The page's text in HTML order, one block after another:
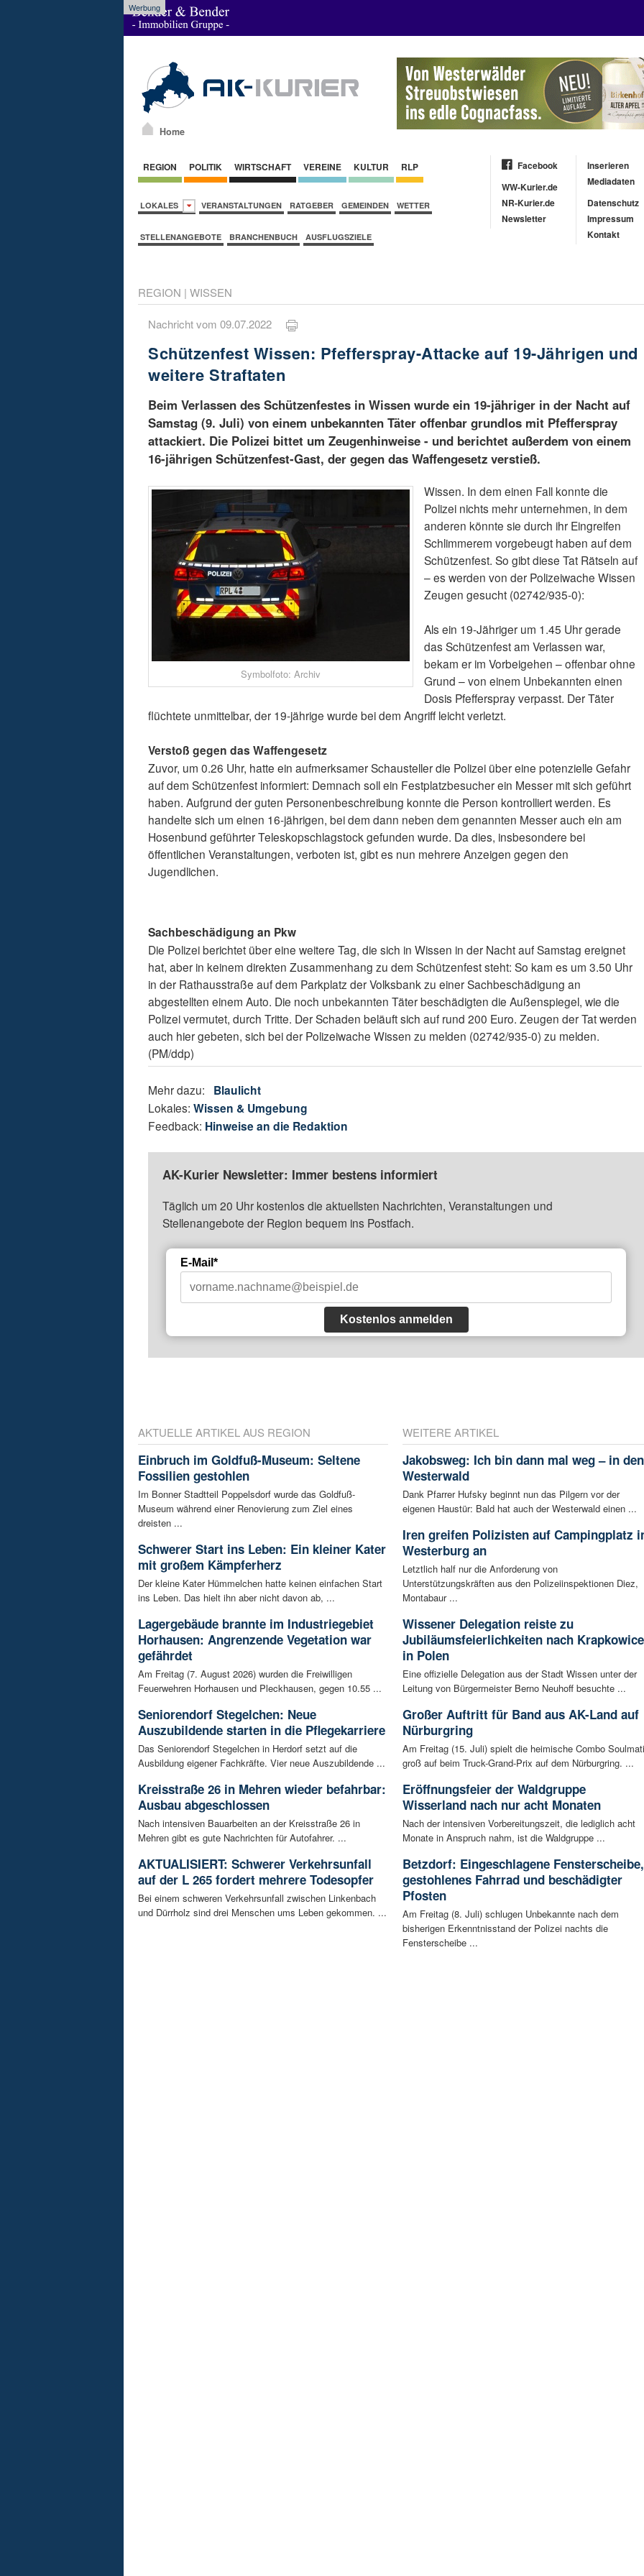
Werbung
Home
REGION POLITIK WIRTSCHAFT VEREINE KULTUR RLP
LOKALES VERANSTALTUNGEN RATGEBER GEMEINDEN WETTER
STELLENANGEBOTE BRANCHENBUCH AUSFLUGSZIELE
Facebook
WW-Kurier.de
NR-Kurier.de
Newsletter
Inserieren
Mediadaten
Datenschutz
Impressum
Kontakt
REGION | WISSEN
Nachricht vom 09.07.2022
Schützenfest Wissen: Pfefferspray-Attacke auf 19-Jährigen und
weitere Straftaten
Beim Verlassen des Schützenfestes in Wissen wurde ein 19-jähriger in der Nacht auf
Samstag (9. Juli) von einem unbekannten Täter offenbar grundlos mit Pfefferspray
attackiert. Die Polizei bittet um Zeugenhinweise - und berichtet außerdem von einem
16-jährigen Schützenfest-Gast, der gegen das Waffengesetz verstieß.
Symbolfoto: Archiv
Wissen. In dem einen Fall konnte die
Polizei nichts mehr unternehmen, in dem
anderen könnte sie durch ihr Eingreifen
Schlimmerem vorgebeugt haben auf dem
Schützenfest. So gibt diese Tat Rätseln auf
– es werden von der Polizeiwache Wissen
Zeugen gesucht (02742/935-0):
Als ein 19-Jähriger um 1.45 Uhr gerade
das Schützenfest am Verlassen war,
bekam er im Vorbeigehen – offenbar ohne
Grund – von einem Unbekannten einen
Dosis Pfefferspray verpasst. Der Täter
flüchtete unmittelbar, der 19-jährige wurde bei dem Angriff leicht verletzt.
Verstoß gegen das Waffengesetz
Zuvor, um 0.26 Uhr, hatte ein aufmerksamer Schausteller die Polizei über eine potenzielle Gefahr
auf dem Schützenfest informiert: Demnach soll ein Festplatzbesucher ein Messer mit sich geführt
haben. Aufgrund der guten Personenbeschreibung konnte die Person kontrolliert werden. Es
handelte sich um einen 16-jährigen, bei dem dann neben dem genannten Messer auch ein am
Hosenbund geführter Teleskopschlagstock gefunden wurde. Da dies, insbesondere bei
öffentlichen Veranstaltungen, verboten ist, gibt es nun mehrere Anzeigen gegen den
Jugendlichen.
Sachbeschädigung an Pkw
Die Polizei berichtet über eine weitere Tag, die sich in Wissen in der Nacht auf Samstag ereignet
hat, aber in keinem direkten Zusammenhang zu dem Schützenfest steht: So kam es um 3.50 Uhr
in der Rathausstraße auf dem Parkplatz der Volksbank zu einer Sachbeschädigung an
abgestellten einem Auto. Die noch unbekannten Täter beschädigten die Außenspiegel, wie die
Polizei vermutet, durch Tritte. Der Schaden beläuft sich auf rund 200 Euro. Zeugen der Tat werden
auch hier gebeten, sich bei der Polizeiwache Wissen zu melden (02742/935-0) zu melden.
(PM/ddp)
Mehr dazu: Blaulicht
Lokales:Wissen & Umgebung
Feedback: Hinweise an die Redaktion
AK-Kurier Newsletter: Immer bestens informiert
Täglich um 20 Uhr kostenlos die aktuellsten Nachrichten, Veranstaltungen und
Stellenangebote der Region bequem ins Postfach.
E-Mail*
Kostenlos anmelden
AKTUELLE ARTIKEL AUS REGION
Einbruch im Goldfuß-Museum: Seltene
Fossilien gestohlen
Im Bonner Stadtteil Poppelsdorf wurde das Goldfuß-
Museum während einer Renovierung zum Ziel eines
dreisten ...
Schwerer Start ins Leben: Ein kleiner Kater
mit großem Kämpferherz
Der kleine Kater Hümmelchen hatte keinen einfachen Start
ins Leben. Das hielt ihn aber nicht davon ab, ...
Lagergebäude brannte im Industriegebiet
Horhausen: Angrenzende Vegetation war
gefährdet
Am Freitag (7. August 2026) wurden die Freiwilligen
Feuerwehren Horhausen und Pleckhausen, gegen 10.55 ...
Seniorendorf Stegelchen: Neue
Auszubildende starten in die Pflegekarriere
Das Seniorendorf Stegelchen in Herdorf setzt auf die
Ausbildung eigener Fachkräfte. Vier neue Auszubildende ...
Kreisstraße 26 in Mehren wieder befahrbar:
Ausbau abgeschlossen
Nach intensiven Bauarbeiten an der Kreisstraße 26 in
Mehren gibt es gute Nachrichten für Autofahrer. ...
AKTUALISIERT: Schwerer Verkehrsunfall
auf der L 265 fordert mehrere Todesopfer
Bei einem schweren Verkehrsunfall zwischen Linkenbach
und Dürrholz sind drei Menschen ums Leben gekommen. ...
WEITERE ARTIKEL
Jakobsweg: Ich bin dann mal weg – in den
Westerwald
Dank Pfarrer Hufsky beginnt nun das Pilgern vor der
eigenen Haustür: Bald hat auch der Westerwald einen ...
Iren greifen Polizisten auf Campingplatz
Westerburg an
Letztlich half nur die Anforderung von
Unterstützungskräften aus den Polizeiinspektionen Diez,
Montabaur ...
Wissener Delegation reiste zu
Jubiläumsfeierlichkeiten nach Krapkowice
in Polen
Eine offizielle Delegation aus der Stadt Wissen unter der
Leitung von Bürgermeister Berno Neuhoff besuchte ...
Großer Auftritt für Band aus AK-Land auf
Nürburgring
Am Freitag (15. Juli) spielt die heimische Combo
groß auf beim Truck-Grand-Prix auf dem Nürburgring. ...
Eröffnungsfeier der Waldgruppe
Wisserland nach nur acht Monaten
Nach der intensiven Vorbereitungszeit, die lediglich acht
Monate in Anspruch nahm, ist die Waldgruppe ...
Betzdorf: Eingeschlagene Fensterscheibe,
gestohlenes Fahrrad und beschädigter
Pfosten
Am Freitag (8. Juli) schlugen Unbekannte nach dem
bisherigen Erkenntnisstand der Polizei nachts die
Fensterscheibe ...